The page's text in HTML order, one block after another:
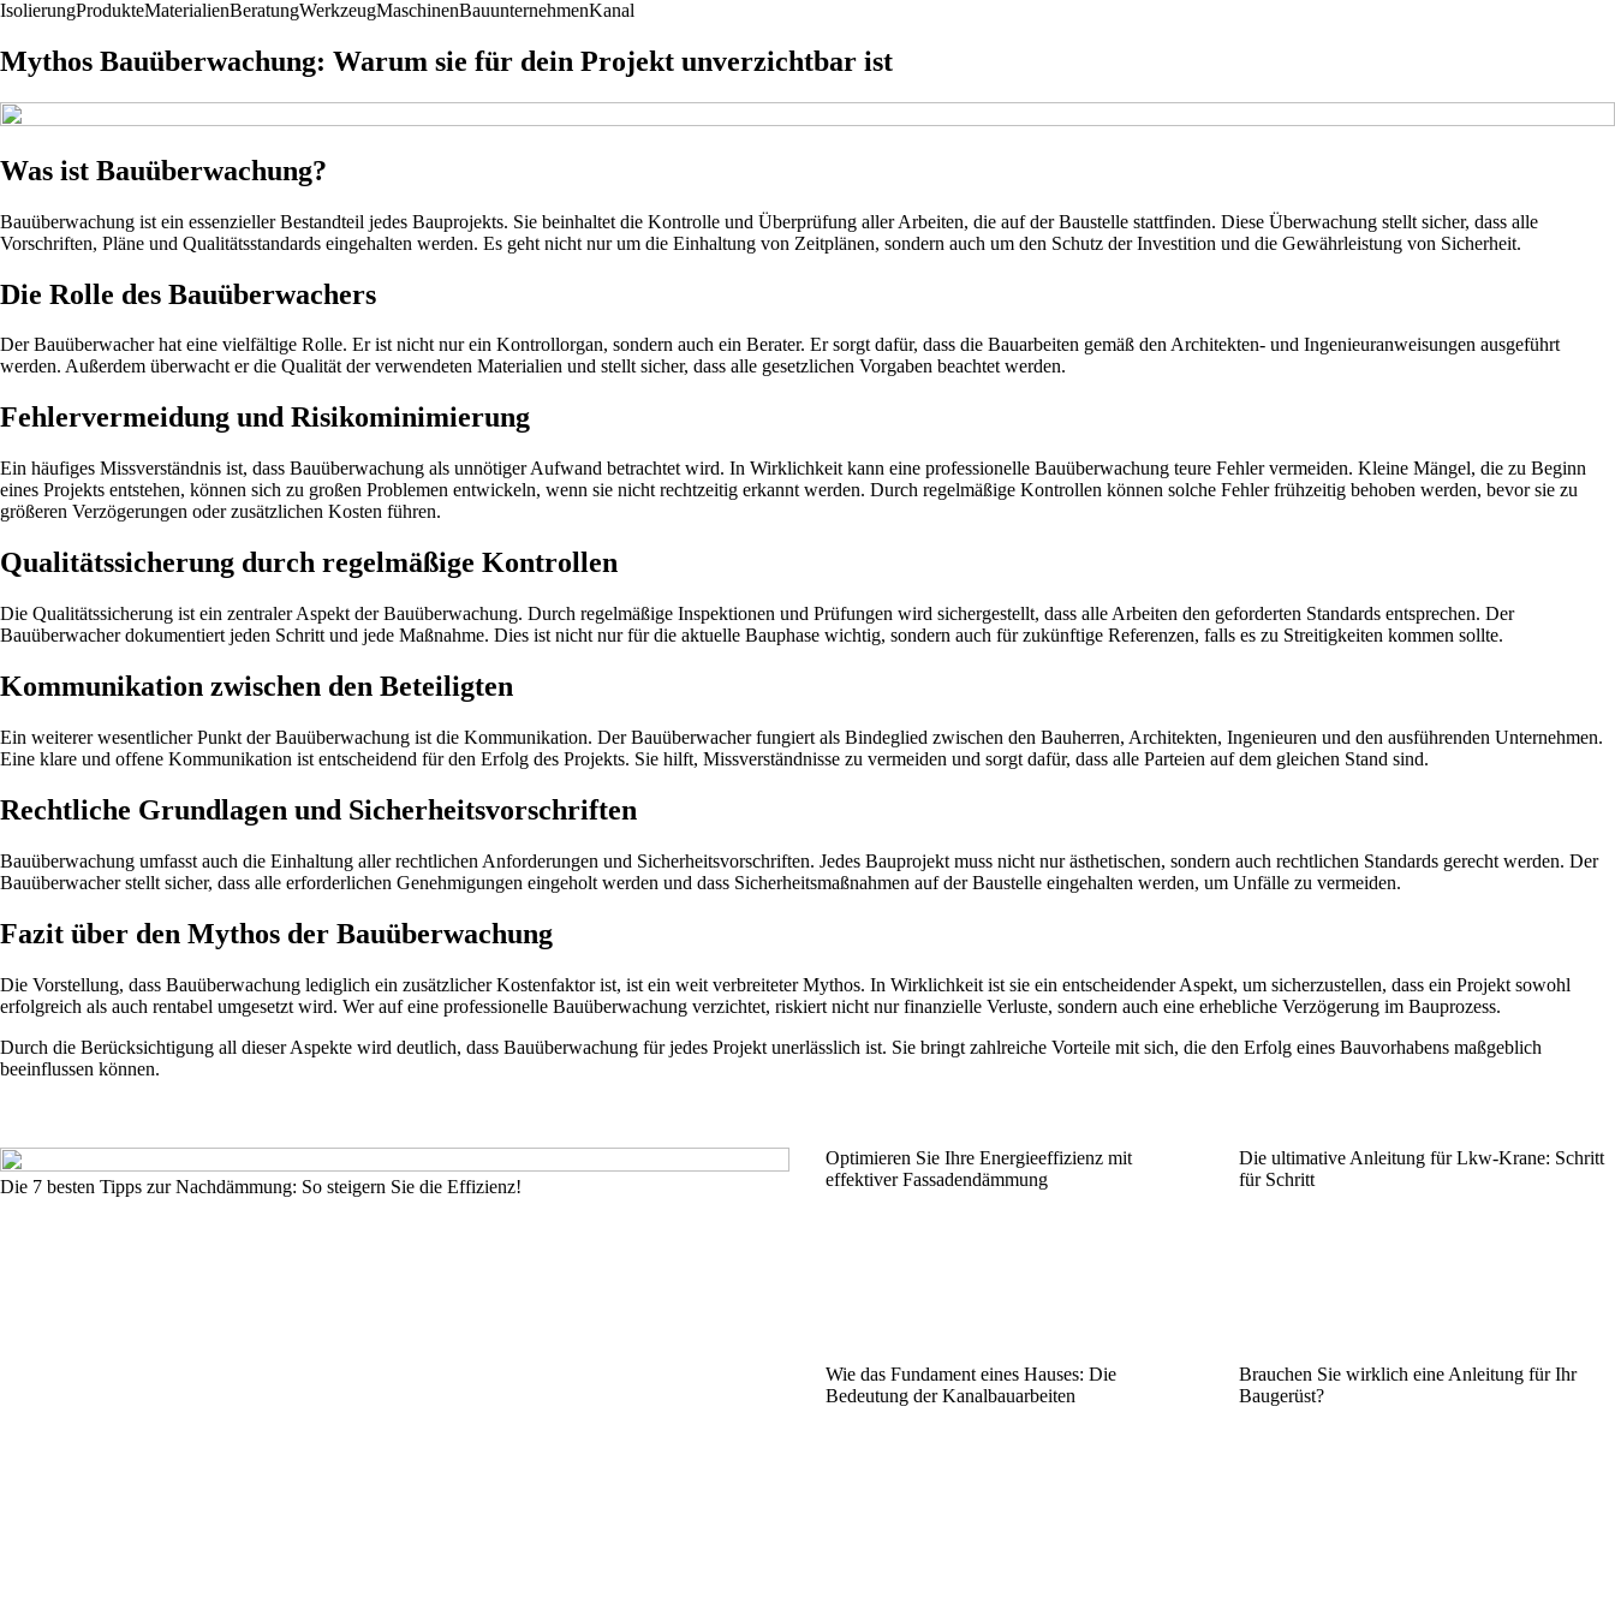
IsolierungProdukteMaterialienBeratungWerkzeugMaschinenBauunternehmenKanal
Mythos Bauüberwachung: Warum sie für dein Projekt unverzichtbar ist
Was ist Bauüberwachung?
Bauüberwachung ist ein essenzieller Bestandteil jedes Bauprojekts. Sie beinhaltet die Kontrolle und Überprüfung aller Arbeiten, die auf der Baustelle stattfinden. Diese Überwachung stellt sicher, dass alle
Vorschriften, Pläne und Qualitätsstandards eingehalten werden. Es geht nicht nur um die Einhaltung von Zeitplänen, sondern auch um den Schutz der Investition und die Gewährleistung von Sicherheit.
Die Rolle des Bauüberwachers
Der Bauüberwacher hat eine vielfältige Rolle. Er ist nicht nur ein Kontrollorgan, sondern auch ein Berater. Er sorgt dafür, dass die Bauarbeiten gemäß den Architekten- und Ingenieuranweisungen ausgeführt
werden. Außerdem überwacht er die Qualität der verwendeten Materialien und stellt sicher, dass alle gesetzlichen Vorgaben beachtet werden.
Fehlervermeidung und Risikominimierung
Ein häufiges Missverständnis ist, dass Bauüberwachung als unnötiger Aufwand betrachtet wird. In Wirklichkeit kann eine professionelle Bauüberwachung teure Fehler vermeiden. Kleine Mängel, die zu Beginn
eines Projekts entstehen, können sich zu großen Problemen entwickeln, wenn sie nicht rechtzeitig erkannt werden. Durch regelmäßige Kontrollen können solche Fehler frühzeitig behoben werden, bevor sie zu
größeren Verzögerungen oder zusätzlichen Kosten führen.
Qualitätssicherung durch regelmäßige Kontrollen
Die Qualitätssicherung ist ein zentraler Aspekt der Bauüberwachung. Durch regelmäßige Inspektionen und Prüfungen wird sichergestellt, dass alle Arbeiten den geforderten Standards entsprechen. Der
Bauüberwacher dokumentiert jeden Schritt und jede Maßnahme. Dies ist nicht nur für die aktuelle Bauphase wichtig, sondern auch für zukünftige Referenzen, falls es zu Streitigkeiten kommen sollte.
Kommunikation zwischen den Beteiligten
Ein weiterer wesentlicher Punkt der Bauüberwachung ist die Kommunikation. Der Bauüberwacher fungiert als Bindeglied zwischen den Bauherren, Architekten, Ingenieuren und den ausführenden Unternehmen.
Eine klare und offene Kommunikation ist entscheidend für den Erfolg des Projekts. Sie hilft, Missverständnisse zu vermeiden und sorgt dafür, dass alle Parteien auf dem gleichen Stand sind.
Rechtliche Grundlagen und Sicherheitsvorschriften
Bauüberwachung umfasst auch die Einhaltung aller rechtlichen Anforderungen und Sicherheitsvorschriften. Jedes Bauprojekt muss nicht nur ästhetischen, sondern auch rechtlichen Standards gerecht werden. Der
Bauüberwacher stellt sicher, dass alle erforderlichen Genehmigungen eingeholt werden und dass Sicherheitsmaßnahmen auf der Baustelle eingehalten werden, um Unfälle zu vermeiden.
Fazit über den Mythos der Bauüberwachung
Die Vorstellung, dass Bauüberwachung lediglich ein zusätzlicher Kostenfaktor ist, ist ein weit verbreiteter Mythos. In Wirklichkeit ist sie ein entscheidender Aspekt, um sicherzustellen, dass ein Projekt sowohl
erfolgreich als auch rentabel umgesetzt wird. Wer auf eine professionelle Bauüberwachung verzichtet, riskiert nicht nur finanzielle Verluste, sondern auch eine erhebliche Verzögerung im Bauprozess.
Durch die Berücksichtigung all dieser Aspekte wird deutlich, dass Bauüberwachung für jedes Projekt unerlässlich ist. Sie bringt zahlreiche Vorteile mit sich, die den Erfolg eines Bauvorhabens maßgeblich
beeinflussen können.
Die 7 besten Tipps zur Nachdämmung: So steigern Sie die Effizienz!
Optimieren Sie Ihre Energieeffizienz mit
effektiver Fassadendämmung
Die ultimative Anleitung für Lkw-Krane: Schritt
für Schritt
Wie das Fundament eines Hauses: Die
Bedeutung der Kanalbauarbeiten
Brauchen Sie wirklich eine Anleitung für Ihr
Baugerüst?